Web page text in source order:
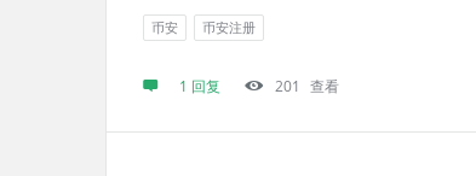
币安 币安注册
1 回复 201 查看